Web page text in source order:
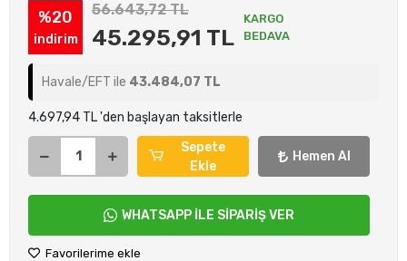
%20
indirim
56.643,72 TL
45.295,91 TL
KARGO
BEDAVA
Havale/EFT ile 43.484,07 TL
4.697,94 TL 'den başlayan taksitlerle
Sepete
Ekle
Hemen Al
WHATSAPP İLE SİPARİŞ VER
Favorilerime ekle